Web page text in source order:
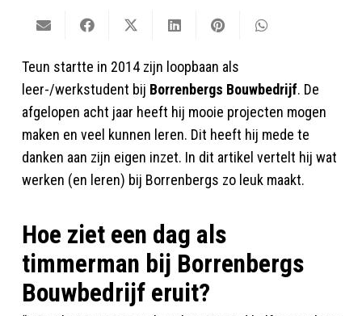
Teun startte in 2014 zijn loopbaan als
leer-/werkstudent bij Borrenbergs Bouwbedrijf. De
afgelopen acht jaar heeft hij mooie projecten mogen
maken en veel kunnen leren. Dit heeft hij mede te
danken aan zijn eigen inzet. In dit artikel vertelt hij wat
werken (en leren) bij Borrenbergs zo leuk maakt.
Hoe ziet een dag als
timmerman bij Borrenbergs
Bouwbedrijf eruit?